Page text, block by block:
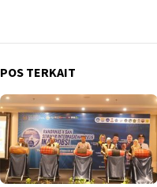
POS TERKAIT